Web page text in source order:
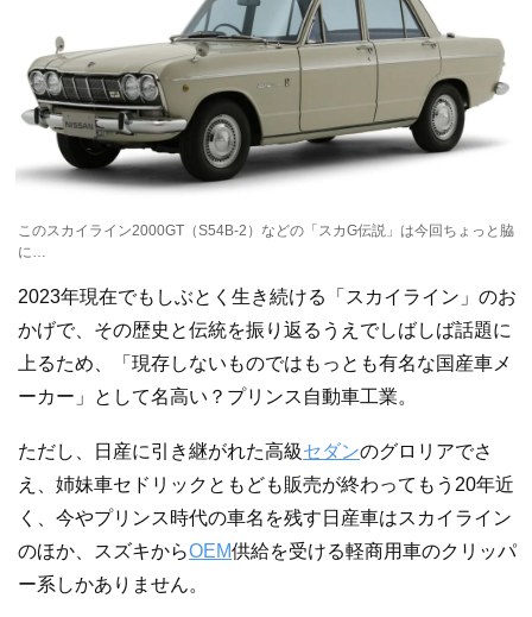
このスカイライン2000GT（S54B-2）などの「スカG伝説」は今回ちょっと脇
に…
2023年現在でもしぶとく生き続ける「スカイライン」のお
かげで、その歴史と伝統を振り返るうえでしばしば話題に
上るため、「現存しないものではもっとも有名な国産車メ
ーカー」として名高い？プリンス自動車工業。
ただし、日産に引き継がれた高級セダンのグロリアでさ
え、姉妹車セドリックともども販売が終わってもう20年近
く、今やプリンス時代の車名を残す日産車はスカイライン
のほか、スズキからOEM供給を受ける軽商用車のクリッパ
ー系しかありません。